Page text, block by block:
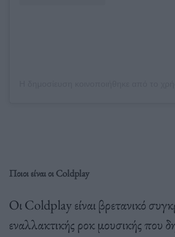
Ποιοι είναι οι Coldplay
Οι Coldplay είναι βρετανικό
εναλλακτικής ροκ μουσικής που